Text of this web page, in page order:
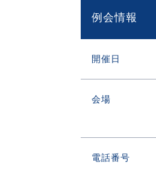
例会情報
開催日
会場
電話番号